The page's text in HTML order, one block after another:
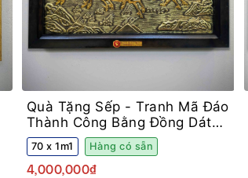
Quà Tặng Sếp -Tranh Mã Đáo
Thành Công Bằng Đồng Dát
Vàng Khung Gỗ Sồi
70 x 1m1 Hàng có sẵn
4,000,000₫